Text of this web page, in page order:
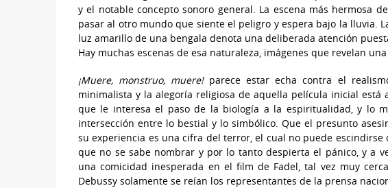
y el notable concepto sonoro general. La escena más hermosa
pasar al otro mundo que siente el peligro y espera bajo la lluvia.
luz amarillo de una bengala denota una deliberada atención
Hay muchas escenas de esa naturaleza, imágenes que revelan
¡Muere, monstruo, muere! parece estar echa contra el
minimalista y la alegoría religiosa de aquella película inicial está
que le interesa el paso de la biología a la espiritualidad, y lo
intersección entre lo bestial y lo simbólico. Que el presunto
su experiencia es una cifra del terror, el cual no puede
que no se sabe nombrar y por lo tanto despierta el pánico, y a
una comicidad inesperada en el film de Fadel, tal vez muy
Debussy solamente se reían los representantes de la prensa